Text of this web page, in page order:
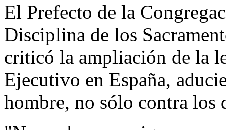
El Prefecto de la
Disciplina de los
criticó la ampliación de la
Ejecutivo en España,
hombre, no sólo contra los